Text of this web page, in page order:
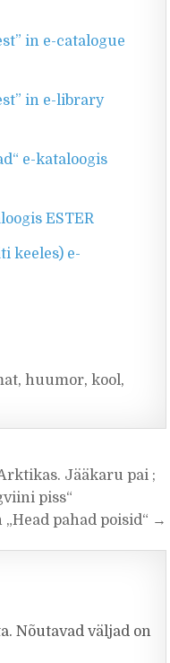
in e-catalogue
in e-library
e-kataloogis
ESTER
keeles) e-
,huumor,kool,
Jääkaru pai ;
piss“
„Head pahad poisid“ →
Nõutavad väljad on